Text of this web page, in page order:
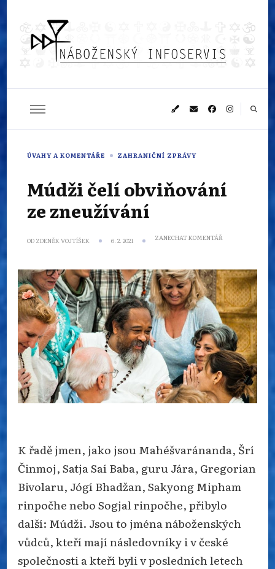
Náboženský
infoservis
ÚVAHY A KOMENTÁŘE ZAHRANIČNÍ ZPRÁVY
Múdži čelí obviňování
ze zneužívání
OD ZDENĚK VOJTÍŠEK 6. 2. 2021 ZANECHAT KOMENTÁŘ
ZE
ZNEUŽÍVÁNÍ
K řadě jmen, jako jsou Mahéšvaránanda, Šrí
Činmoj, Satja Saí Baba, guru Jára, Gregorian
Bivolaru, Jógí Bhadžan, Sakyong Mipham
rinpočhe nebo Sogjal rinpočhe, přibylo
další: Múdži. Jsou to jména náboženských
vůdců, kteří mají následovníky i v české
společnosti a kteří byli v posledních letech